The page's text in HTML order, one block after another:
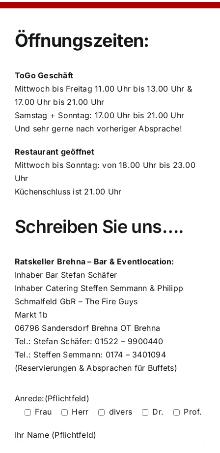
Öffnungszeiten:
ToGo Geschäft
Mittwoch bis Freitag 11.00 Uhr bis 13.00 Uhr &
17.00 Uhr bis 21.00 Uhr
Samstag + Sonntag: 17.00 Uhr bis 21.00 Uhr
Und sehr gerne nach vorheriger Absprache!
Restaurant geöffnet
Mittwoch bis Sonntag: von 18.00 Uhr bis 23.00
Uhr
Küchenschluss ist 21.00 Uhr
Schreiben Sie uns….
Ratskeller Brehna – Bar & Eventlocation:
Inhaber Bar Stefan Schäfer
Inhaber Catering Steffen Semmann & Philipp
Schmalfeld GbR – The Fire Guys
Markt 1b
06796 Sandersdorf Brehna OT Brehna
Tel.: Stefan Schäfer: 01522 – 9900440
Tel.: Steffen Semmann: 0174 – 3401094
(Reservierungen & Absprachen für Buffets)
Anrede:(Pflichtfeld)
Frau
Herr divers Dr. Prof.
Ihr Name (Pflichtfeld)